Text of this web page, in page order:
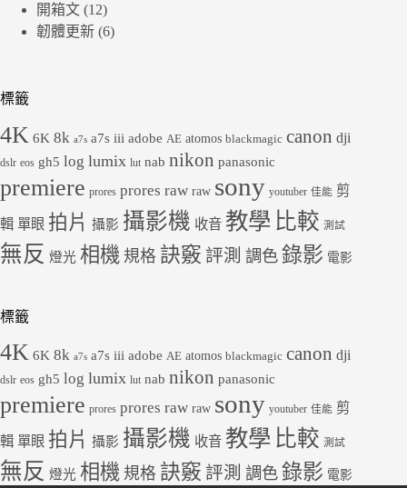
開箱文 (12)
韌體更新 (6)
標籤
4K 6K 8k a7s a7s iii adobe AE atomos blackmagic canon dji
dslr eos gh5 log lumix lut nab nikon panasonic
premiere prores prores raw raw sony youtuber 佳能 剪
輯 單眼 拍片 攝影 攝影機 收音 教學 比較 測試
無反 燈光 相機 規格 訣竅 評測 調色 錄影 電影
標籤
4K 6K 8k a7s a7s iii adobe AE atomos blackmagic canon dji
dslr eos gh5 log lumix lut nab nikon panasonic
premiere prores prores raw raw sony youtuber 佳能 剪
輯 單眼 拍片 攝影 攝影機 收音 教學 比較 測試
無反 燈光 相機 規格 訣竅 評測 調色 錄影 電影